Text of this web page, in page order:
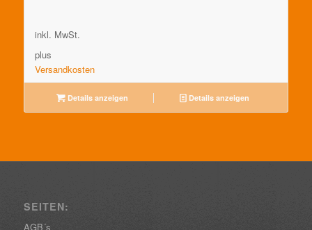
inkl. MwSt.
plus
Versandkosten
Details anzeigen Details anzeigen
SEITEN:
AGB´s